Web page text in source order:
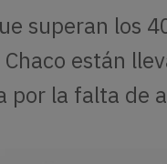
superan los
están
por la falta de